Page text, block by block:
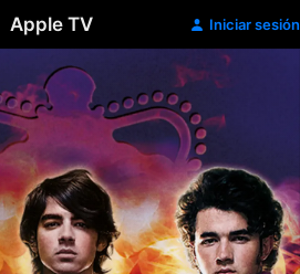
Apple TV Iniciar sesión